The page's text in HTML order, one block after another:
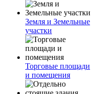
Земля и Земельные
участки
Торговые площади
и помещения